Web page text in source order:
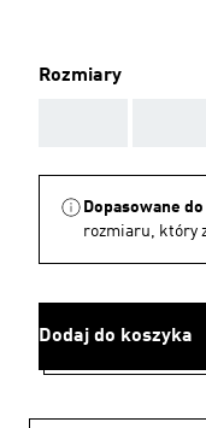
Rozmiary
Dopasowane
rozmiaru, który
Dodaj do koszyka